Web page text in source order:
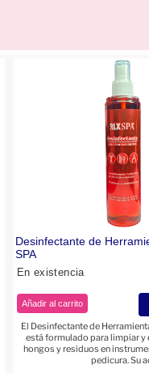
Desinfectante de
SPA
En existencia
Añadir al carrito
El Desinfectante de
está formulado para limpiar y
hongos y residuos en
pedicura. Su